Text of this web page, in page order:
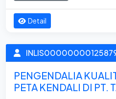
Detail
PENGENDALIA
PETA KENDALI DI PT.